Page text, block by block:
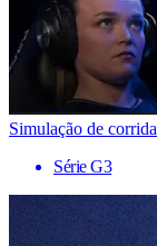
Simulação de corrida
Série G3